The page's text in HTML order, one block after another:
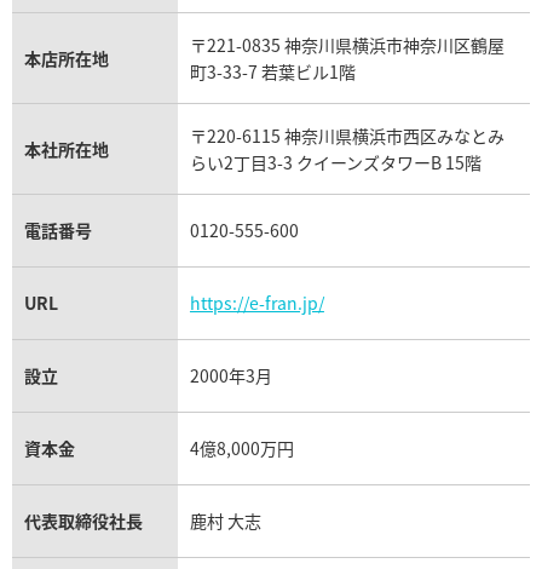
カルティエ買取
フランク ミュラー買取
リシャール・ミル買取
パネライ買取
チューダー（チュードル）買取
本店所在地
〒221-0835 神奈川県横浜市神奈川区鶴屋
町3-33-7 若葉ビル1階
本社所在地
〒220-6115 神奈川県横浜市西区みなとみ
らい2丁目3-3 クイーンズタワーB 15階
電話番号 0120-555-600
URL https://e-fran.jp/
設立 2000年3月
資本金 4億8,000万円
代表取締役社長 鹿村 大志